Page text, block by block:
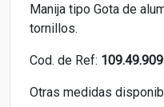
Manija tipo Gota de
tornillos.
Cod. de Ref: 109.49.909
Otras medidas